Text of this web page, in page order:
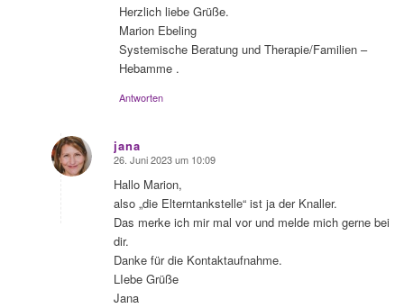
Herzlich liebe Grüße.
Marion Ebeling
Systemische Beratung und Therapie/Familien –
Hebamme .
Antworten
jana
sagte:
26. Juni 2023 um 10:09
Hallo Marion,
also „die Elterntankstelle“ ist ja der Knaller.
Das merke ich mir mal vor und melde mich gerne bei
dir.
Danke für die Kontaktaufnahme.
LIebe Grüße
Jana